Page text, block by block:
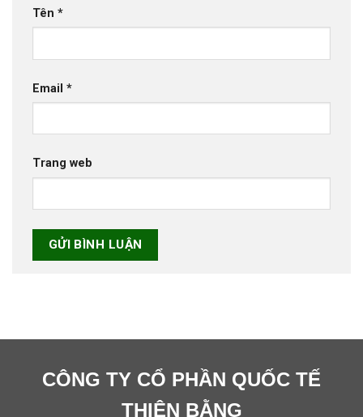
Tên *
Email *
Trang web
CÔNG TY CỔ PHẦN QUỐC TẾ
THIÊN BẰNG